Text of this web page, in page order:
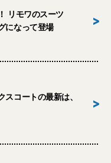
リモワのスーツ
になって登場
>
コートの最新は、
>